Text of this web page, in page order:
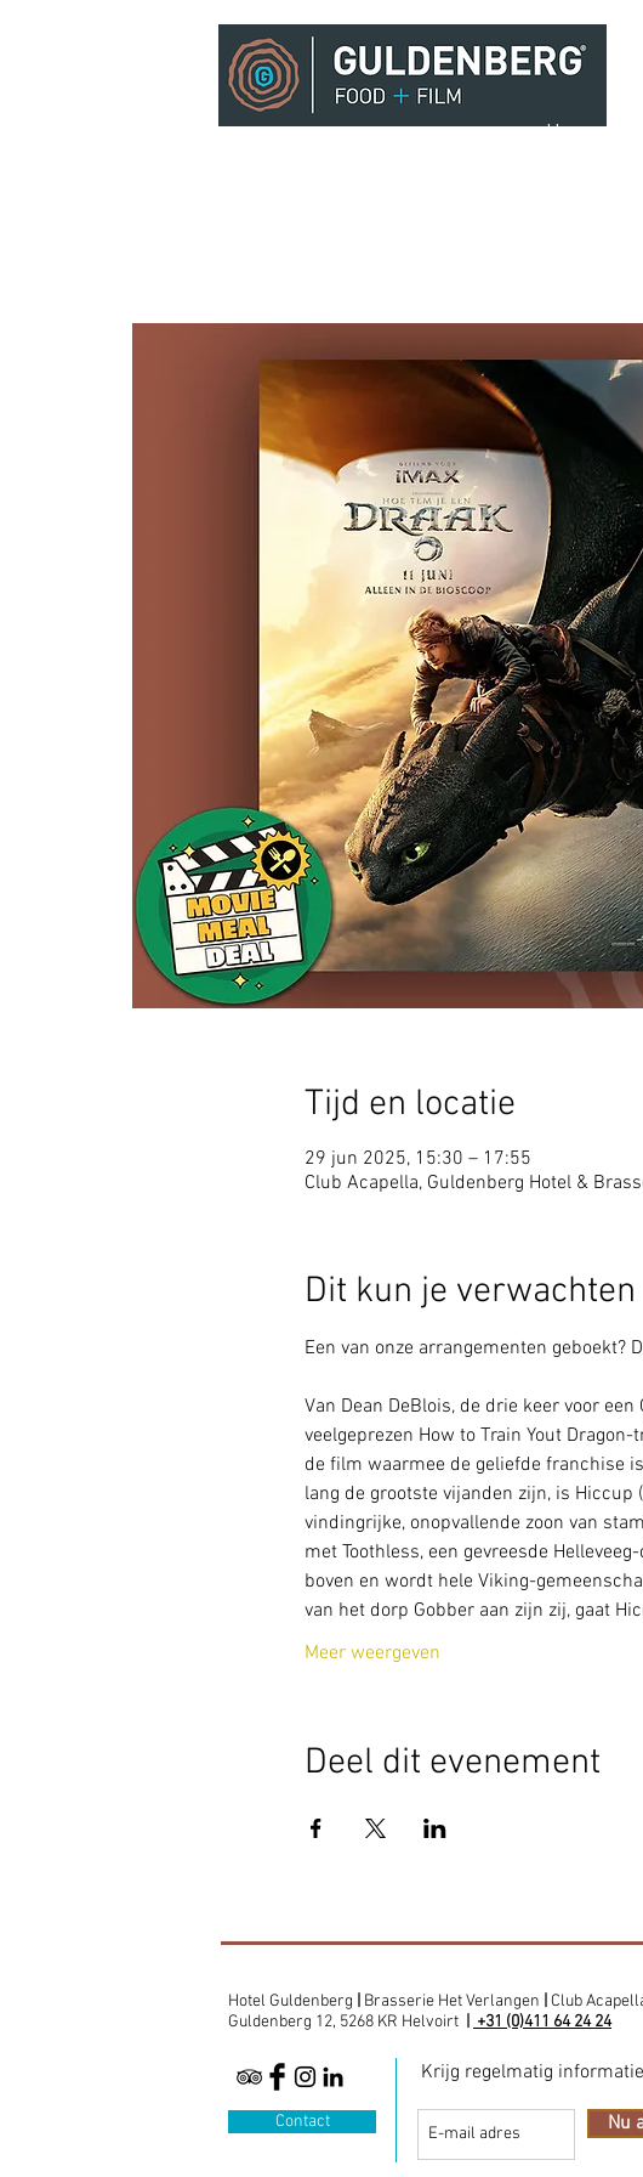
Home
Tijd en locatie
29 jun 2025, 15:30 – 17:55
Club Acapella, Guldenberg Hotel &
Dit kun je verwachten
Een van onze arrangementen geboekt?
Van Dean DeBlois, de drie keer voor
veelgeprezen How to Train Yout
de film waarmee de geliefde franchise
lang de grootste vijanden zijn, is Hiccup
vindingrijke, onopvallende zoon van
met Toothless, een gevreesde
boven en wordt hele Viking-
van het dorp Gobber aan zijn zij, gaat
Meer weergeven
Deel dit evenement
Hotel Guldenberg Brasserie Het Verlangen
Club
Guldenberg 12, 5268 KR Helvoirt
+31 (0)411 64 24 24
Contact
Krijg regelmatig
Nu